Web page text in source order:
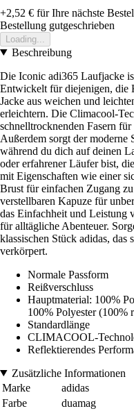
+2,52 € für Ihre nächste
Bestellung gutgeschrieben
Loading...
Beschreibung
Die Iconic adi365 Laufjacke
Entwickelt für diejenigen, die
Jacke aus weichen und
erleichtern. Die Climacool-
schnelltrocknenden Fasern
Außerdem sorgt der moderne
während du dich auf deinen
oder erfahrener Läufer bist,
mit Eigenschaften wie einer
Brust für einfachen Zugang
verstellbaren Kapuze für
das Einfachheit und Leistung
für alltägliche Abenteuer.
klassischen Stück adidas,
verkörpert.
Normale Passform
Reißverschluss
Hauptmaterial: 100%
100% Polyester (100%
Standardlänge
CLIMACOOL-
Reflektierendes
Zusätzliche Informationen
Marke
adidas
Farbe
duamag